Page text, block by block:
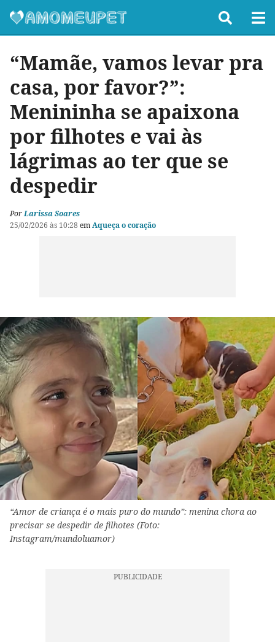
“Mamãe, vamos levar pra
casa, por favor?”:
Menininha se apaixona
por filhotes e vai às
lágrimas ao ter que se
despedir
PorLarissa Soares
25/02/2026 às 10:28 emAqueça o coração
“Amor de criança é o mais puro do mundo”: menina chora ao
precisar se despedir de filhotes (Foto:
Instagram/mundoluamor)